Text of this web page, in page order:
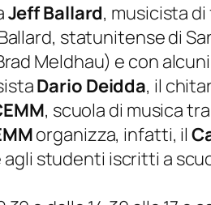
Jeff Ballard, musicista
statunitense di
Meldhau) e con
Dario Deidda, il
, scuola di musica
organizza, infatti, il
studenti iscritti a